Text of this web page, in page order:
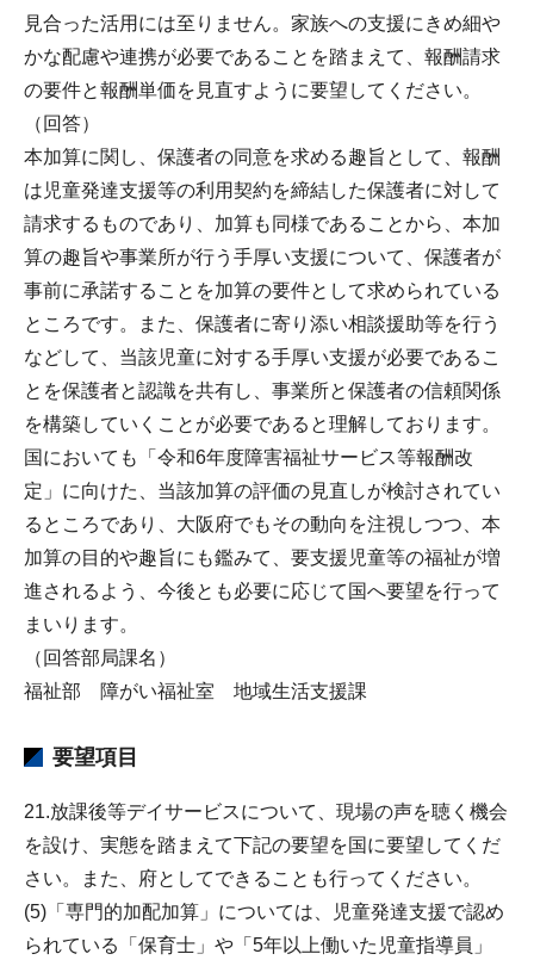
見合った活用には至りません。家族への支援にきめ細や
かな配慮や連携が必要であることを踏まえて、報酬請求
の要件と報酬単価を見直すように要望してください。
（回答）
本加算に関し、保護者の同意を求める趣旨として、報酬
は児童発達支援等の利用契約を締結した保護者に対して
請求するものであり、加算も同様であることから、本加
算の趣旨や事業所が行う手厚い支援について、保護者が
事前に承諾することを加算の要件として求められている
ところです。また、保護者に寄り添い相談援助等を行う
などして、当該児童に対する手厚い支援が必要であるこ
とを保護者と認識を共有し、事業所と保護者の信頼関係
を構築していくことが必要であると理解しております。
国においても「令和6年度障害福祉サービス等報酬改
定」に向けた、当該加算の評価の見直しが検討されてい
るところであり、大阪府でもその動向を注視しつつ、本
加算の目的や趣旨にも鑑みて、要支援児童等の福祉が増
進されるよう、今後とも必要に応じて国へ要望を行って
まいります。
（回答部局課名）
福祉部 障がい福祉室 地域生活支援課
要望項目
21.放課後等デイサービスについて、現場の声を聴く機会
を設け、実態を踏まえて下記の要望を国に要望してくだ
さい。また、府としてできることも行ってください。
(5)「専門的加配加算」については、児童発達支援で認め
られている「保育士」や「5年以上働いた児童指導員」